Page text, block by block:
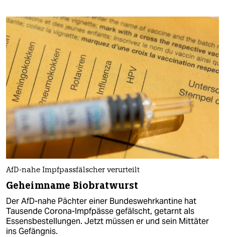
AfD-nahe Impfpassfälscher verurteilt
Geheimname Biobratwurst
Der AfD-nahe Pächter einer Bundeswehrkantine hat
Tausende Corona-Impfpässe gefälscht, getarnt als
Essensbestellungen. Jetzt müssen er und sein Mittäter
ins Gefängnis.